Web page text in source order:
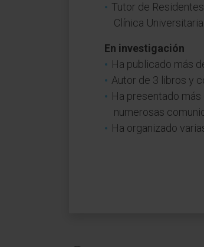
Tutor de
Clínica
En investigación
Ha publicado más
Autor de 3 libros y
Ha presentado
numerosas
Ha organizado